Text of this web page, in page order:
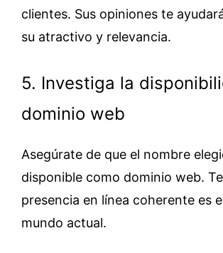
clientes. Sus opiniones te
su atractivo y relevancia.
5. Investiga la
dominio web
Asegúrate de que el nombre
disponible como dominio web.
presencia en línea coherente es
mundo actual.